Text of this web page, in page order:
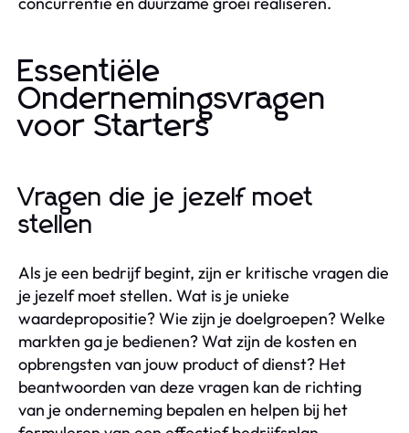
Essentiële
Ondernemingsvragen
voor Starters
Vragen die je jezelf moet
stellen
Als je een bedrijf begint, zijn er kritische vragen die
je jezelf moet stellen. Wat is je unieke
waardepropositie? Wie zijn je doelgroepen? Welke
markten ga je bedienen? Wat zijn de kosten en
opbrengsten van jouw product of dienst? Het
beantwoorden van deze vragen kan de richting
van je onderneming bepalen en helpen bij het